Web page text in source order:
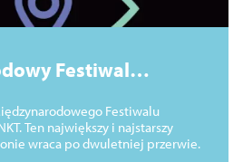
Festiwal
Festiwalu
Ten największy i najstarszy
wraca po dwuletniej przerwie.